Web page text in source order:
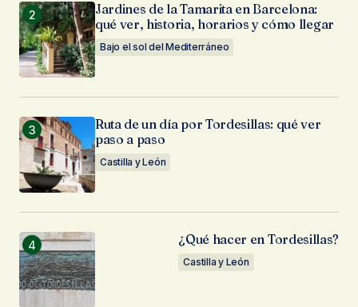
Jardines de la Tamarita en Barcelona:
qué ver, historia, horarios y cómo llegar
Bajo el sol del Mediterráneo
Ruta de un día por Tordesillas: qué ver
paso a paso
Castilla y León
¿Qué hacer en Tordesillas?
Castilla y León